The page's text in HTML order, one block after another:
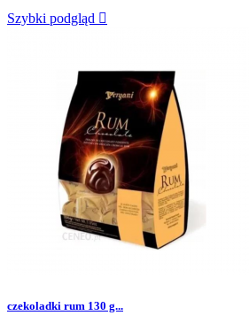
Szybki podgląd 
czekoladki rum 130 g...